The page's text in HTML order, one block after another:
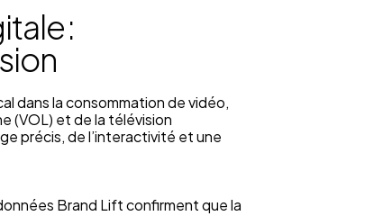
:
dans la consommation de vidéo,
(VOL) et de la télévision
précis, de l’interactivité et une
Brand Lift confirment que la